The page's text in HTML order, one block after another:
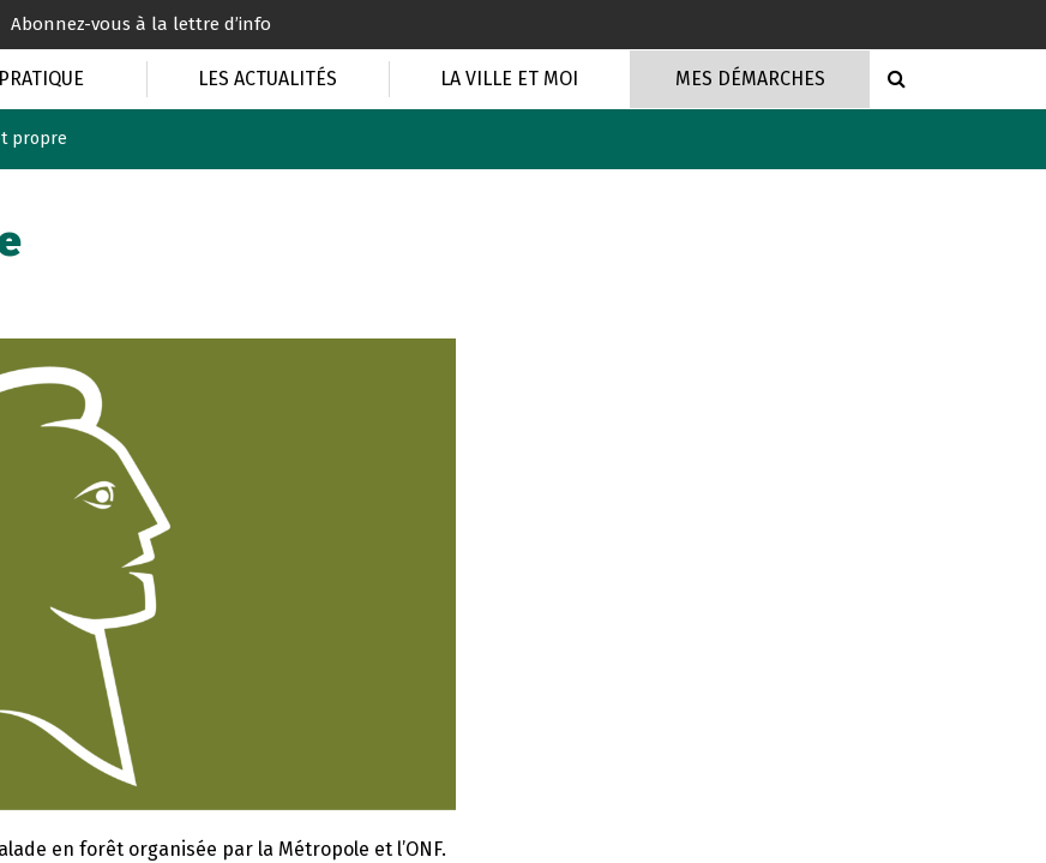
Abonnez-vous à la lettre d’info
LES ACTUALITÉS LA VILLE ET MOI MES DÉMARCHES
propre
en forêt organisée par la Métropole et l’ONF.